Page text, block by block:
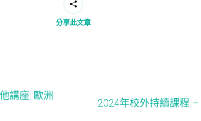
分享此文章
講座: 歐洲
Next2024年校外持續課程